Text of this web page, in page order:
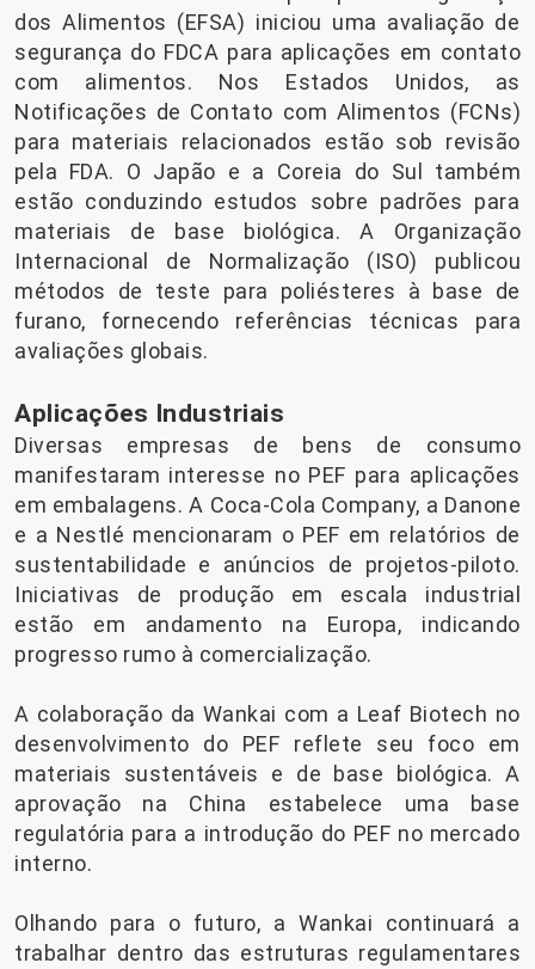
dos Alimentos (EFSA) iniciou uma avaliação de
segurança do FDCA para aplicações em contato
com alimentos. Nos Estados Unidos, as
Notificações de Contato com Alimentos (FCNs)
para materiais relacionados estão sob revisão
pela FDA. O Japão e a Coreia do Sul também
estão conduzindo estudos sobre padrões para
materiais de base biológica. A Organização
Internacional de Normalização (ISO) publicou
métodos de teste para poliésteres à base de
furano, fornecendo referências técnicas para
avaliações globais.
Aplicações Industriais
Diversas empresas de bens de consumo
manifestaram interesse no PEF para aplicações
em embalagens. A Coca-Cola Company, a Danone
e a Nestlé mencionaram o PEF em relatórios de
sustentabilidade e anúncios de projetos-piloto.
Iniciativas de produção em escala industrial
estão em andamento na Europa, indicando
progresso rumo à comercialização.
A colaboração da Wankai com a Leaf Biotech no
desenvolvimento do PEF reflete seu foco em
materiais sustentáveis ​​e de base biológica. A
aprovação na China estabelece uma base
regulatória para a introdução do PEF no mercado
interno.
Olhando para o futuro, a Wankai continuará a
trabalhar dentro das estruturas regulamentares